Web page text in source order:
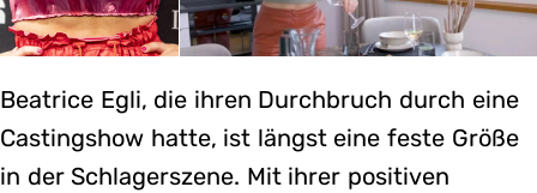
Beatrice Egli, die ihren Durchbruch durch eine
Castingshow hatte, ist längst eine feste Größe
in der Schlagerszene. Mit ihrer positiven